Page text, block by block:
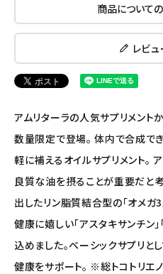
ナチュラムーン
エコリュクス
ナチュラプラス
アルマウィン
アルモニベルツ
コラム・スタッフのおすすめ
商品について
レビ
アムリターラの人気サプリメント
数量限定で登場。 体内で合成で
軽に補えるオイルサプリメント。
良質な油を摂ることが重要だと
出したリン脂質結合型の「オメガ3
健康に嬉しい「アスタキサンチン
込めました。ベーシックサプリ
健康をサポート。 ※総トコトリエ